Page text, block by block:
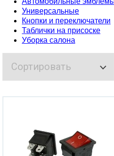
Универсальные
Кнопки и переключатели
Таблички на присоске
Уборка салона
Сортировать